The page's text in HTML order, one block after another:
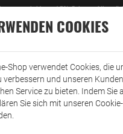
entscheiden und 5% Rabatt auf Ihre
–Zum Newsletter
www.wark24.de
Mellerud Küchen Entfetter 1 L
COOKIES
Shop verwendet Cookies, die
verbessern und unseren
Service zu bieten. Indem Sie
Sie sich mit unseren